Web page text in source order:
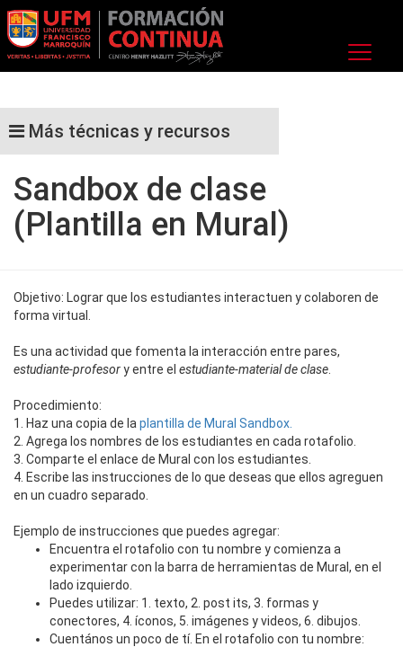
Más técnicas y recursos
Sandbox de clase
(Plantilla en Mural)
Objetivo: Lograr que los estudiantes interactuen y colaboren de
forma virtual.
Es una actividad que fomenta la interacción entre pares,
estudiante-profesory entre el estudiante-material de clase
Procedimiento:
1. Haz una copia de la plantilla de Mural Sandbox.
2. Agrega los nombres de los estudiantes en cada rotafolio.
3. Comparte el enlace de Mural con los estudiantes.
4. Escribe las instrucciones de lo que deseas que ellos agreguen
en un cuadro separado.
Ejemplo de instrucciones que puedes agregar:
Encuentra el rotafolio con tu nombre y comienza a
experimentar con la barra de herramientas de Mural, en el
lado izquierdo.
Puedes utilizar: 1. texto, 2. post its, 3. formas y
conectores, 4. íconos, 5. imágenes y videos, 6. dibujos.
Cuentános un poco de tí. En el rotafolio con tu nombre: